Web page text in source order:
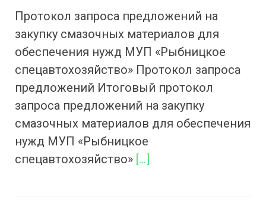
Протокол запроса предложений на
закупку смазочных материалов для
обеспечения нужд МУП «Рыбницкое
спецавтохозяйство» Протокол запроса
предложений Итоговый протокол
запроса предложений на закупку
смазочных материалов для обеспечения
нужд МУП «Рыбницкое
спецавтохозяйство» […]